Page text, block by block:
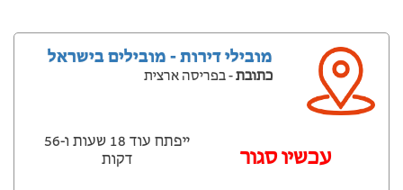
מובילי דירות - מובילים בישראל
כתובת- בפריסה ארצית
עכשיו סגור
ייפתח עוד 18 שעות ‫ו-56
דקות